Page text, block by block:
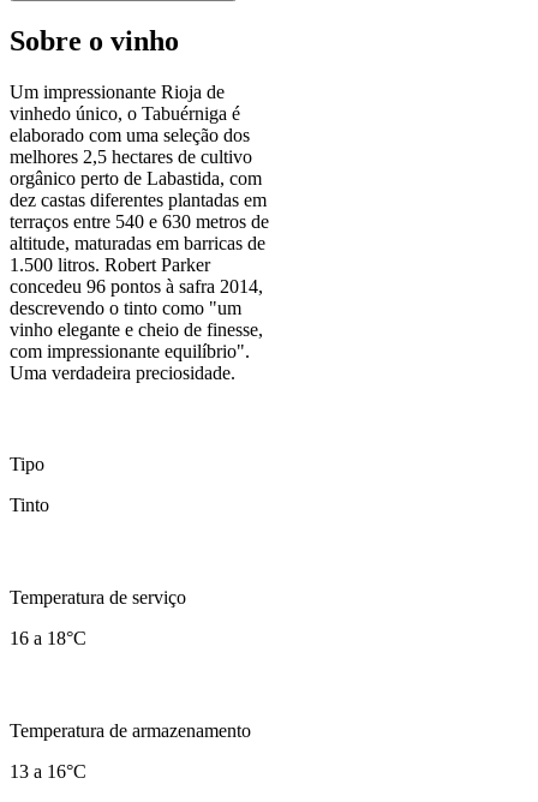
Sobre o vinho
Um impressionante Rioja de
vinhedo único, o Tabuérniga é
elaborado com uma seleção dos
melhores 2,5 hectares de cultivo
orgânico perto de Labastida, com
dez castas diferentes plantadas em
terraços entre 540 e 630 metros de
altitude, maturadas em barricas de
1.500 litros. Robert Parker
concedeu 96 pontos à safra 2014,
descrevendo o tinto como "um
vinho elegante e cheio de finesse,
com impressionante equilíbrio".
Uma verdadeira preciosidade.
Tipo
Tinto
Temperatura de serviço
16 a 18°C
Temperatura de armazenamento
13 a 16°C